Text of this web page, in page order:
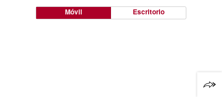
Móvil Escritorio